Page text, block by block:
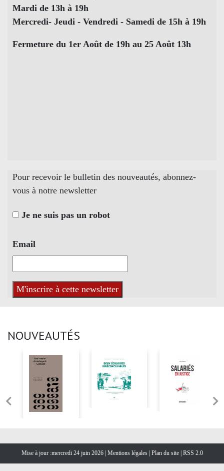
Mardi de 13h à 19h
Mercredi- Jeudi - Vendredi - Samedi de 15h à 19h
Fermeture du 1er Août de 19h au 25 Août 13h
Pour recevoir le bulletin des nouveautés, abonnez-
vous à notre newsletter
Je ne suis pas un robot
Email
NOUVEAUTÉS
Mise à jour :mercredi 24 juin 2026 | Mentions légales | Plan du site |RSS 2.0